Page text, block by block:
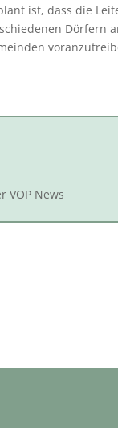
ist, dass die
Dörfern
VOP News